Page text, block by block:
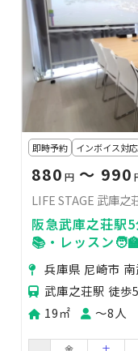
即時予約 インボイス対応
880 円 〜 990
LIFE STAGE 武庫之
阪急武庫之荘駅
📚・レッスン
🎥｜最大8名迄
兵庫県 尼崎市
武庫之荘駅 徒歩
19㎡
〜8人
金
土